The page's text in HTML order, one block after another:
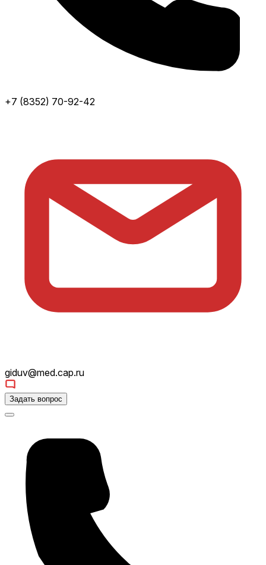
+7 (8352) 70-92-42
giduv@med.cap.ru
Задать вопрос